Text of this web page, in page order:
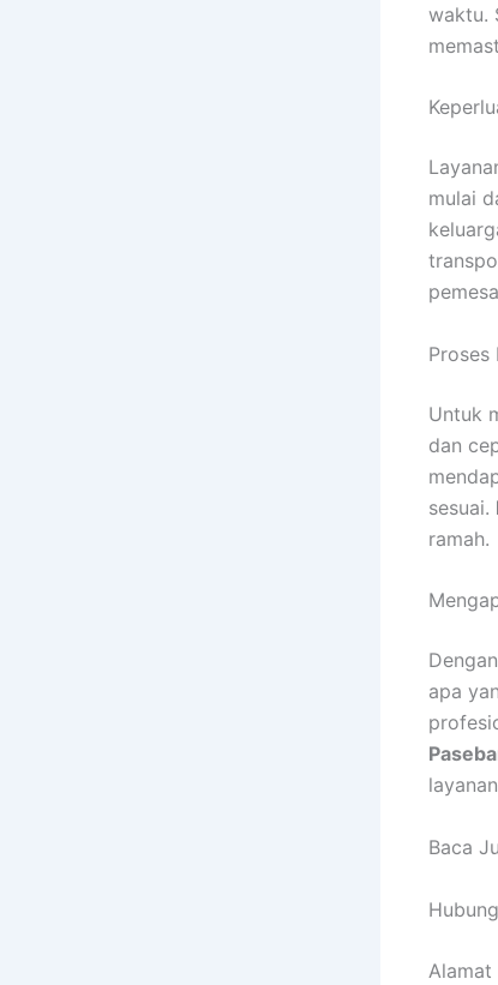
waktu.
mulai
Proses
Untuk
dan
sesuai.
ramah.
apa
Baca
Alamat